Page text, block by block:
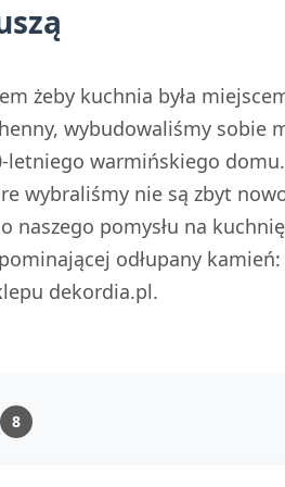
żeby kuchnia była
wybudowaliśmy sobie
letniego warmińskiego
wybraliśmy nie są zbyt
naszego pomysłu na
odłupany kamień:
dekordia.pl.
8